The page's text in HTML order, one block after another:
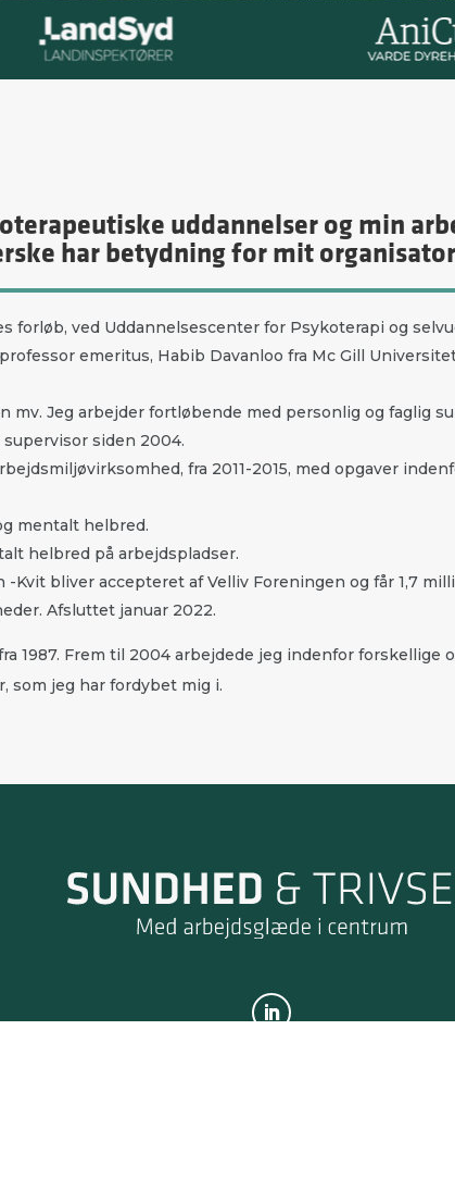
uddannelser og min
har betydning for mit
forløb, ved Uddannelsescenter for Psykoterapi og
emeritus, Habib Davanloo fra Mc Gill
mv. Jeg arbejder fortløbende med personlig og faglig
siden 2004.
fra 2011-2015, med opgaver
mentalt helbred.
helbred på arbejdspladser.
Kvit bliver accepteret af Velliv Foreningen og får 1,7
Afsluttet januar 2022.
1987. Frem til 2004 arbejdede jeg indenfor forskellige
som jeg har fordybet mig i.